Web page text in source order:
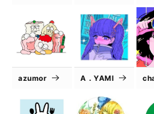
azumor A．YAMI